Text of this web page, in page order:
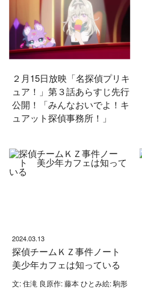
２月15日放映「名探偵プリキ
ュア！」第３話あらすじ先行
公開！「みんなおいでよ！キ
ュアット探偵事務所！」
2024.03.13
探偵チームＫＺ事件ノート
美少年カフェは知っている
文: 住滝 良原作: 藤本 ひとみ絵: 駒形